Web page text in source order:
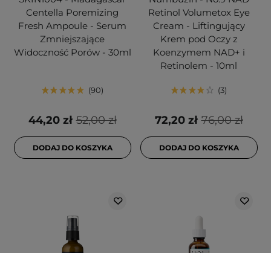
Centella Poremizing
Fresh Ampoule - Serum
Zmniejszające
Widoczność Porów - 30ml
90
52,00 zł
44,20 zł
DODAJ DO KOSZYKA
Retinol Volumetox Eye
Cream - Liftingujący
Krem pod Oczy z
Koenzymem NAD+ i
Retinolem - 10ml
3
76,00 zł
72,20 zł
DODAJ DO KOSZYKA